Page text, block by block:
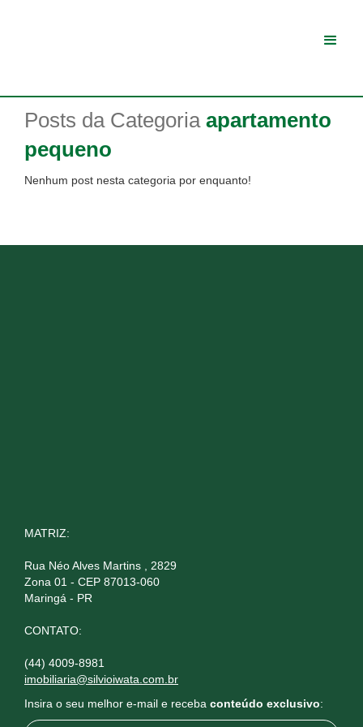
Posts da Categoria apartamento
pequeno
Nenhum post nesta categoria por enquanto!
MATRIZ:
Rua Néo Alves Martins , 2829
Zona 01 - CEP 87013-060
Maringá - PR
CONTATO:
(44) 4009-8981
imobiliaria@silvioiwata.com.br
Insira o seu melhor e-mail e receba conteúdo exclusivo: